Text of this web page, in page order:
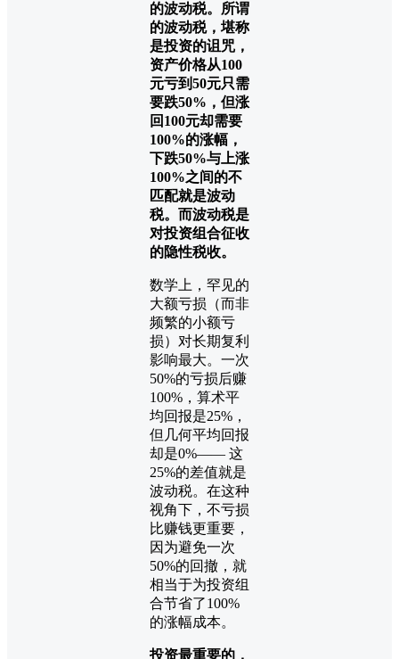
的波动税。所谓
的波动税，堪称
是投资的诅咒，
资产价格从100
元亏到50元只需
要跌50%，但涨
回100元却需要
100%的涨幅，
下跌50%与上涨
100%之间的不
匹配就是波动
税。而波动税是
对投资组合征收
的隐性税收。
数学上，罕见的
大额亏损（而非
频繁的小额亏
损）对长期复利
影响最大。一次
50%的亏损后赚
100%，算术平
均回报是25%，
但几何平均回报
却是0%—— 这
25%的差值就是
波动税。在这种
视角下，不亏损
比赚钱更重要，
因为避免一次
50%的回撤，就
相当于为投资组
合节省了100%
的涨幅成本。
投资最重要的，